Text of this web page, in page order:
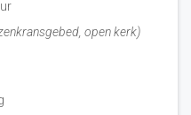
open kerk)